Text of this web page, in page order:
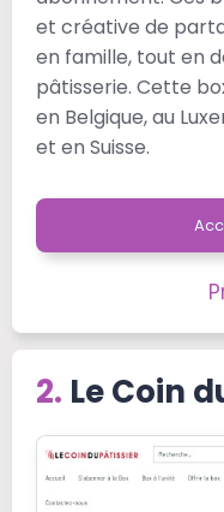
et créative de
en famille, tout en
pâtisserie. Cette
en Belgique, au
et en Suisse.
Le Coin